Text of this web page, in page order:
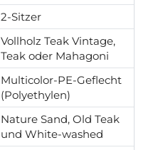
2-Sitzer
Vollholz Teak Vintage,
Teak oder Mahagoni
Multicolor-PE-Geflecht
(Polyethylen)
Nature Sand, Old Teak
und White-washed